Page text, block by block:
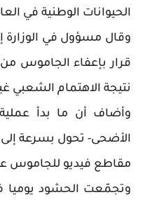
الحيوانات الوطنية في
وقال مسؤول في الوزارة
قرار بإعفاء الجاموس
نتيجة الاهتمام الشعبي
وأضاف أن ما بدأ
الأضحى- تحول بسرعة
مقاطع فيديو للجاموس
وتجمّعت الحشود يوميا